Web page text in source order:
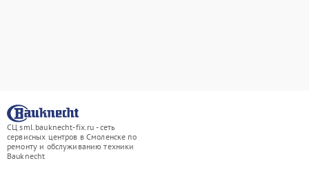
СЦ sml.bauknecht-fix.ru - сеть
сервисных центров в Смоленске по
ремонту и обслуживанию техники
Bauknecht